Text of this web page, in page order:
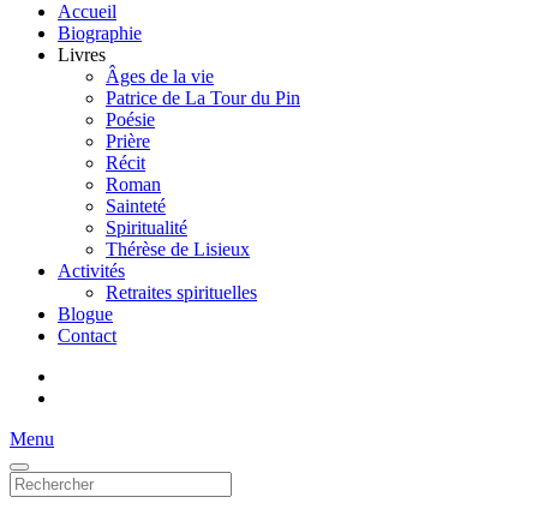
Accueil
Biographie
Livres
Âges de la vie
Patrice de La Tour du Pin
Poésie
Prière
Récit
Roman
Sainteté
Spiritualité
Thérèse de Lisieux
Activités
Retraites spirituelles
Blogue
Contact
Menu